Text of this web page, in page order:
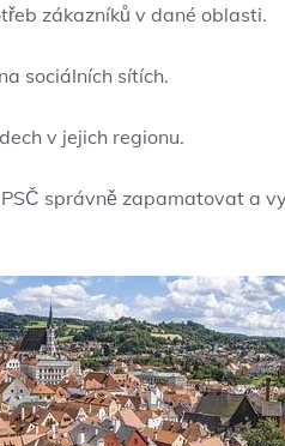
zákazníků ⁤v dané oblasti.
⁣sociálních sítích.
v ⁤jejich regionu.
správně zapamatovat a